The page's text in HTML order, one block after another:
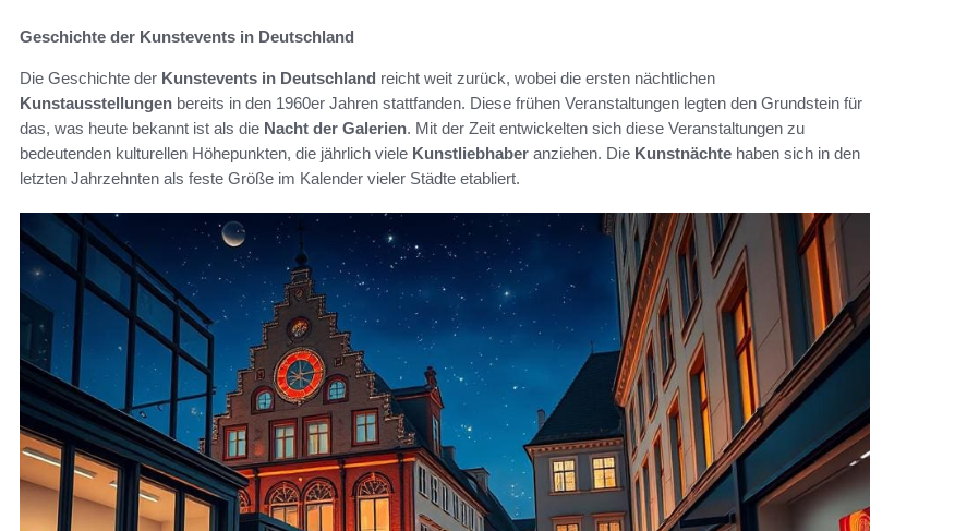
Geschichte der Kunstevents in Deutschland
Die Geschichte der Kunstevents in Deutschland reicht weit zurück, wobei die ersten nächtlichen
Kunstausstellungen bereits in den 1960er Jahren stattfanden. Diese frühen Veranstaltungen legten den Grundstein für
das, was heute bekannt ist als die Nacht der Galerien. Mit der Zeit entwickelten sich diese Veranstaltungen zu
bedeutenden kulturellen Höhepunkten, die jährlich viele Kunstliebhaber anziehen. Die Kunstnächte haben sich in den
letzten Jahrzehnten als feste Größe im Kalender vieler Städte etabliert.